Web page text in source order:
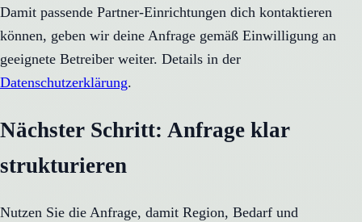
Damit passende Partner-Einrichtungen dich kontaktieren
können, geben wir deine Anfrage gemäß Einwilligung an
geeignete Betreiber weiter. Details in der
Datenschutzerklärung.
Nächster Schritt: Anfrage klar
strukturieren
Nutzen Sie die Anfrage, damit Region, Bedarf und